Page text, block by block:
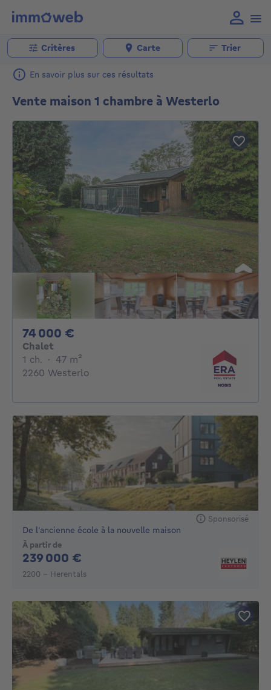
Critères Carte Trier
En savoir plus sur ces résultats
Vente maison 1 chambre à Westerlo
74 000 €
Chalet
1 ch. 1 chambre
· 47 m²
2260 Westerlo
Sponsorisé
De l'ancienne école à la nouvelle maison
À partir de
239 000 €
2200 - Herentals